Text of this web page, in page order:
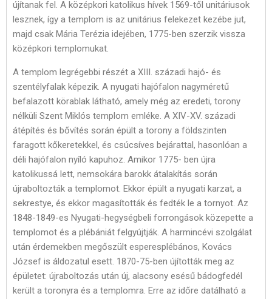
újítanak fel. A középkori katolikus hívek 1569-től unitáriusok
lesznek, így a templom is az unitárius felekezet kezébe jut,
majd csak Mária Terézia idejében, 1775-ben szerzik vissza
középkori templomukat.
A templom legrégebbi részét a XIII. századi hajó- és
szentélyfalak képezik. A nyugati hajófalon nagyméretű
befalazott körablak látható, amely még az eredeti, torony
nélküli Szent Miklós templom emléke. A XIV-XV. századi
átépítés és bővítés során épült a torony a földszinten
faragott kőkeretekkel, és csúcsíves bejárattal, hasonlóan a
déli hajófalon nyíló kapuhoz. Amikor 1775- ben újra
katolikussá lett, nemsokára barokk átalakítás során
újraboltozták a templomot. Ekkor épült a nyugati karzat, a
sekrestye, és ekkor magasították és fedték le a tornyot. Az
1848-1849-es Nyugati-hegységbeli forrongások közepette a
templomot és a plébániát felgyújtják. A harmincévi szolgálat
után érdemekben megőszült esperesplébános, Kovács
József is áldozatul esett. 1870-75-ben újították meg az
épületet: újraboltozás után új, alacsony esésű bádogfedél
került a toronyra és a templomra. Erre az időre datálható a